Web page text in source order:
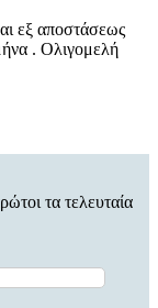
εξ αποστάσεως
. Ολιγομελή
τα τελευταία